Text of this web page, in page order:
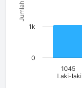
Jumlah
1045
Laki-laki
0
1k